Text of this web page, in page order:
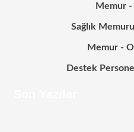
Memur -
Sağlık
Memur -
Destek